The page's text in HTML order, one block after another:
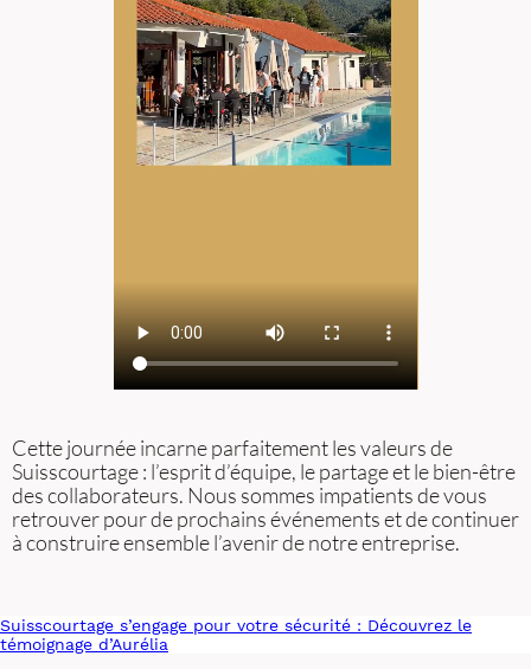
Cette journée incarne parfaitement les valeurs de
Suisscourtage : l’esprit d’équipe, le partage et le bien-être
des collaborateurs. Nous sommes impatients de vous
retrouver pour de prochains événements et de continuer
à construire ensemble l’avenir de notre entreprise.
Suisscourtage s’engage pour votre sécurité : Découvrez le
témoignage d’Aurélia